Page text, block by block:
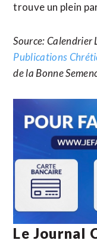
trouve un plein
Source: Calendrier
Publications
de la Bonne
Le Journal